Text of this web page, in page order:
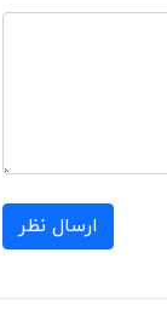
ارسال نظر